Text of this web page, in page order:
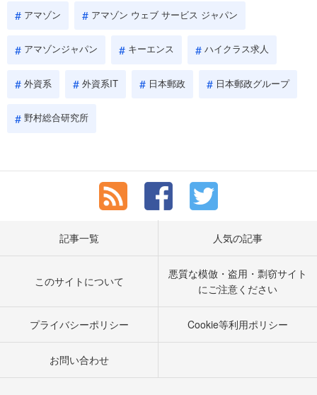
アマゾン アマゾン ウェブ サービス ジャパン
アマゾンジャパン キーエンス ハイクラス求人
外資系 外資系IT 日本郵政 日本郵政グループ
野村総合研究所
記事一覧 人気の記事
このサイトについて
悪質な模倣・盗用・剽窃サイト
にご注意ください
プライバシーポリシー Cookie等利用ポリシー
お問い合わせ